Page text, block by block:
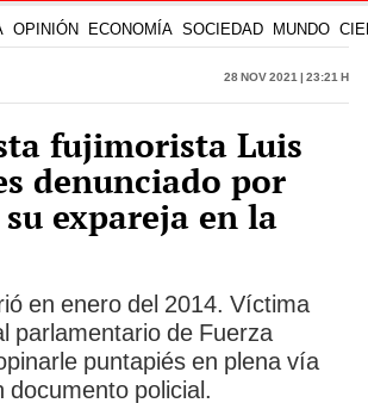
OPINIÓN ECONOMÍA SOCIEDAD MUNDO
28 Nov 2021 | 23:21 h
fujimorista Luis
denunciado por
expareja en la
en enero del 2014. Víctima
parlamentario de Fuerza
puntapiés en plena vía
documento policial.